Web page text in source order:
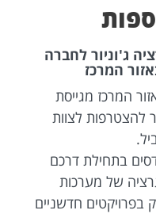
ג'וניור לחברה
המרכז
המרכז מגייסת
להצטרפות לצוות
בתחילת דרכם
של מערכות
בפרויקטים חדשניים